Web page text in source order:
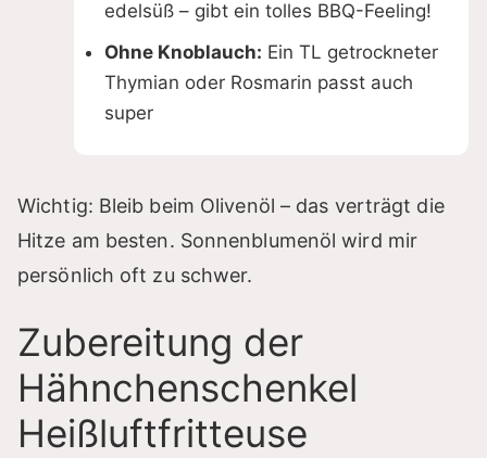
edelsüß – gibt ein tolles BBQ-Feeling!
Ohne Knoblauch: Ein TL getrockneter
Thymian oder Rosmarin passt auch
super
Wichtig: Bleib beim Olivenöl – das verträgt die
Hitze am besten. Sonnenblumenöl wird mir
persönlich oft zu schwer.
Zubereitung der
Hähnchenschenkel
Heißluftfritteuse